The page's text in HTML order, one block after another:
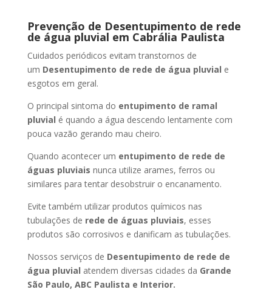
Prevenção de Desentupimento de rede
de água pluvial em Cabrália Paulista
Cuidados periódicos evitam transtornos de
um Desentupimento de rede de água pluvial e
esgotos em geral.
O principal sintoma do entupimento de ramal
pluvial é quando a água descendo lentamente com
pouca vazão gerando mau cheiro.
Quando acontecer um entupimento de rede de
águas pluviais nunca utilize arames, ferros ou
similares para tentar desobstruir o encanamento.
Evite também utilizar produtos químicos nas
tubulações de rede de águas pluviais, esses
produtos são corrosivos e danificam as tubulações.
Nossos serviços de Desentupimento de rede de
água pluvial atendem diversas cidades da Grande
São Paulo, ABC Paulista e Interior.